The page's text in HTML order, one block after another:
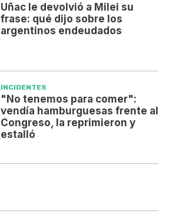
Uñac le devolvió a Milei su
frase: qué dijo sobre los
argentinos endeudados
INCIDENTES
"No tenemos para comer":
vendía hamburguesas frente al
Congreso, la reprimieron y
estalló